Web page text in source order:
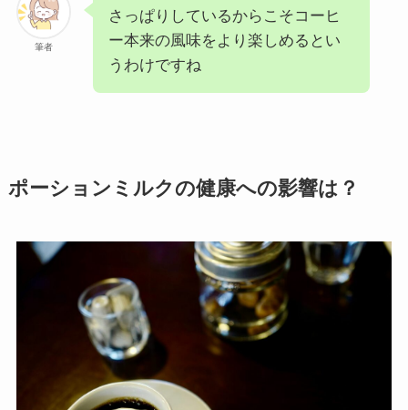
筆者
さっぱりしているからこそコーヒ
ー本来の風味をより楽しめるとい
うわけですね
ポーションミルクの健康への影響は？